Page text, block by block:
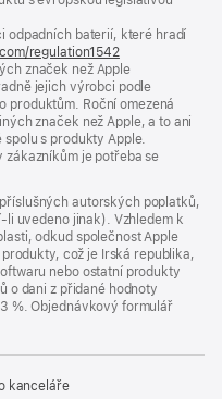
odpadních baterií, které hradí
regulation1542(otevře
se
v novém
okně)
značek než Apple
jejich výrobci podle
produktům. Roční omezená
značek než Apple, a to ani
s produkty Apple.
zákazníkům je potřeba se
autorských poplatků,
uvedeno jinak). Vzhledem k
odkud společnost Apple
což je Irská republika,
nebo ostatní produkty
o dani z přidané hodnoty
%. Objednávkový formulář
kanceláře